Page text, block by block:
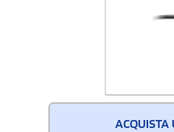
ACQUISTA